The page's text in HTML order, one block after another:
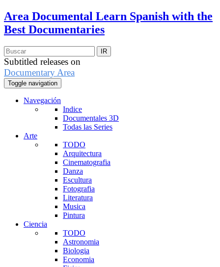
Area Documental Learn Spanish with the
Best Documentaries
Subtitled releases on
Documentary Area
Toggle navigation
Navegación
Indice
Documentales 3D
Todas las Series
Arte
TODO
Arquitectura
Cinematografia
Danza
Escultura
Fotografia
Literatura
Musica
Pintura
Ciencia
TODO
Astronomia
Biologia
Economia